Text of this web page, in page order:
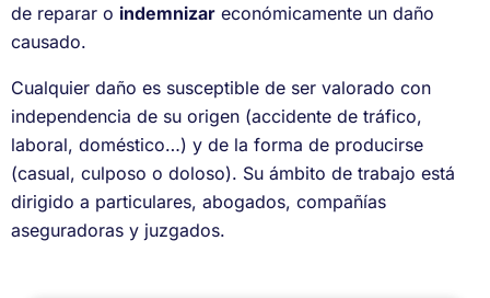
de reparar o indemnizar económicamente un daño
causado.
Cualquier daño es susceptible de ser valorado con
independencia de su origen (accidente de tráfico,
laboral, doméstico…) y de la forma de producirse
(casual, culposo o doloso). Su ámbito de trabajo está
dirigido a particulares, abogados, compañías
aseguradoras y juzgados.